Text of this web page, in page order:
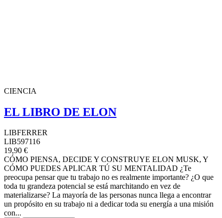
CIENCIA
EL LIBRO DE ELON
LIBFERRER
LIB597116
19,90 €
CÓMO PIENSA, DECIDE Y CONSTRUYE ELON MUSK, Y
CÓMO PUEDES APLICAR TÚ SU MENTALIDAD ¿Te
preocupa pensar que tu trabajo no es realmente importante? ¿O que
toda tu grandeza potencial se está marchitando en vez de
materializarse? La mayoría de las personas nunca llega a encontrar
un propósito en su trabajo ni a dedicar toda su energía a una misión
con...